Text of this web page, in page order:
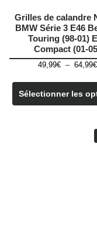
Grilles de calandre
BMW Série 3 E46
Touring (98-01)
Compact (01-
49,99€ – 64,99€
Sélectionner les